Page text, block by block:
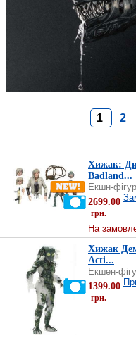
1 2
Хижак:
Badland...
Екшн-
2699.00
грн.
На
Хижак
Acti...
Екшен-
1399.00
грн.